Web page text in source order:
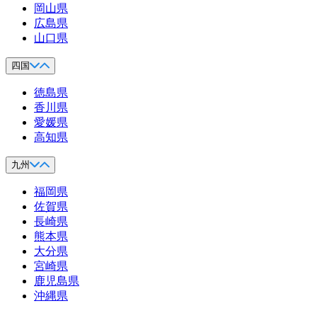
岡山県
広島県
山口県
四国
徳島県
香川県
愛媛県
高知県
九州
福岡県
佐賀県
長崎県
熊本県
大分県
宮崎県
鹿児島県
沖縄県